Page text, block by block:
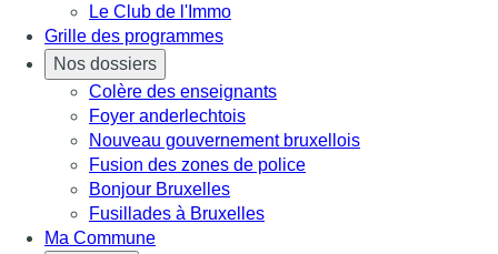
Le Club de l'Immo
Grille des programmes
Nos dossiers
Colère des enseignants
Foyer anderlechtois
Nouveau gouvernement bruxellois
Fusion des zones de police
Bonjour Bruxelles
Fusillades à Bruxelles
Ma Commune